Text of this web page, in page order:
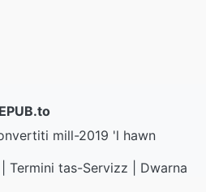
EPUB.to
mill-2019 'l hawn
Termini tas-Servizz
Dwarna